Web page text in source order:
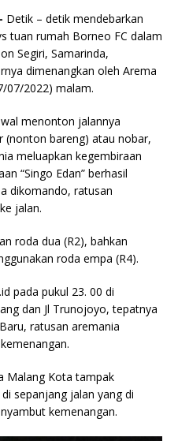
Detik – detik mendebarkan
tuan rumah Borneo FC dalam
Segiri, Samarinda,
dimenangkan oleh Arema
07/2022) malam.
menonton jalannya
(nonton bareng) atau nobar,
meluapkan kegembiraan
“Singo Edan” berhasil
dikomando, ratusan
jalan.
roda dua (R2), bahkan
roda empa (R4).
pada pukul 23. 00 di
dan Jl Trunojoyo, tepatnya
ratusan aremania
Malang Kota tampak
sepanjang jalan yang di
kemenangan.